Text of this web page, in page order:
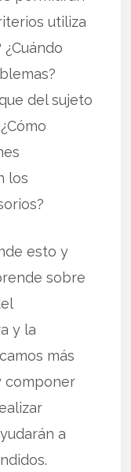
utiliza
del sujeto
los
esto y
sobre
y la
más
componer
a